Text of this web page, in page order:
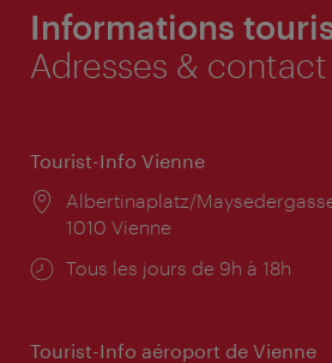
Informations
Adresses & contact
Tourist-Info Vienne
Lieu:
Albertinaplatz/
1010 Vienne
Horaires
Tous les jours de 9h à 18h
Tourist-Info aéroport de Vienne